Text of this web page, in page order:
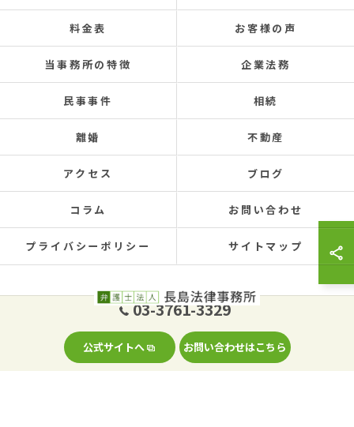
03-3761-3329
公式サイトへ お問い合わせはこちら
料金表 お客様の声
当事務所の特徴 企業法務
民事事件 相続
離婚 不動産
アクセス ブログ
コラム お問い合わせ
プライバシーポリシー サイトマップ
© 2026 東京の大田区の弁護士なら弁護士法人長島法律事務所 ALL RIGHTS
RESERVED.